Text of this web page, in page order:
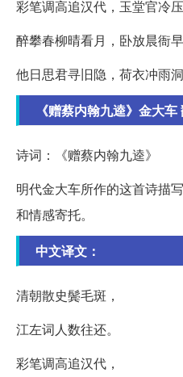
彩笔调高追汉代，玉堂官冷压
醉攀春柳晴看月，卧放晨衙早
他日思君寻旧隐，荷衣冲雨洞
《赠蔡内翰九逵》金大
诗词：《赠蔡内翰九逵》
明代金大车所作的这首诗描
和情感寄托。
中文译文：
清朝散史鬓毛斑，
江左词人数往还。
彩笔调高追汉代，